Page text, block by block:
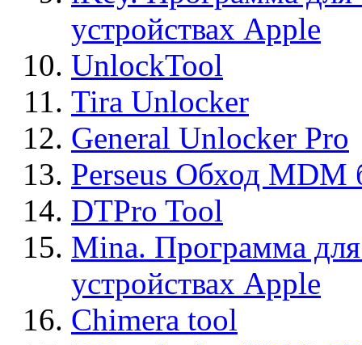
устройствах Apple
UnlockTool
Tira Unlocker
General Unlocker Pro
Perseus Обход MDM
DTPro Tool
Mina. Программа
устройствах Apple
Chimera tool